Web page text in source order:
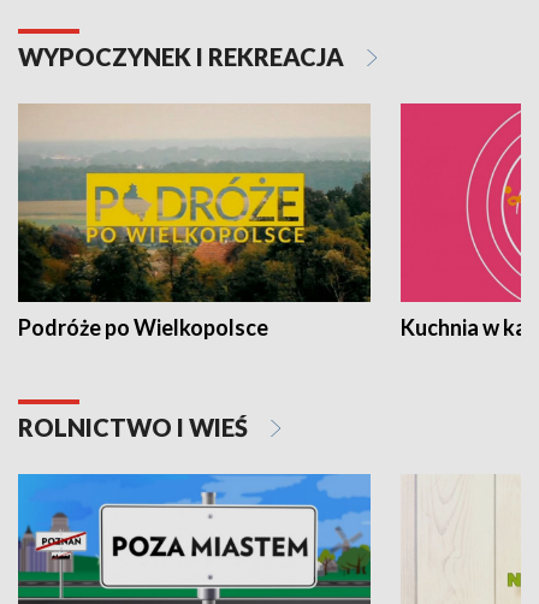
WYPOCZYNEK I REKREACJA
Podróże po Wielkopolsce Kuchnia w
ROLNICTWO I WIEŚ